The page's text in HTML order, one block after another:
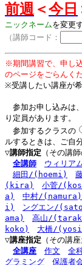
前週＜今日
ニックネームを変更
（講師コード：
※期間講習で、申し
のページをごらんく
※受講したい講座が
参加お申し込みは
り定員があります。
参加するクラスの
ルするときは、ご自
▽講師指定 （その講
全講師
ウィリ
細田/(hoemi)
(kira)
小菅/
a)
中村/(namura)
i)
ングエン/
ama)
高山/
koko)
大橋/
▽講座指定 （その講
全講座
作文 全
グラミング
保護者